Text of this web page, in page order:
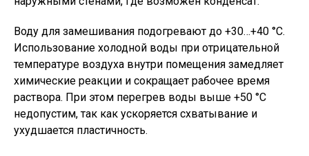
Воду для замешивания подогревают до +30…+40 °C.
Использование холодной воды при отрицательной
температуре воздуха внутри помещения замедляет
химические реакции и сокращает рабочее время
раствора. При этом перегрев воды выше +50 °C
недопустим, так как ускоряется схватывание и
ухудшается пластичность.